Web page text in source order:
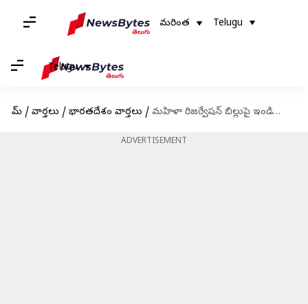
మరింత Telugu
Telugu
హోమ్ / వార్తలు / భారతదేశం వార్తలు / మహిళా రిజర్వేషన్ బిల్లుపై ఇండియా కూటమిలో భిన్న వాదనలు.. ఎవరెమన్నారో తెలుసా
ADVERTISEMENT